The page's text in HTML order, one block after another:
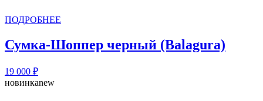
ПОДРОБНЕЕ
Сумка-Шоппер черный (Balagura)
19 000 ₽
новинкаnew